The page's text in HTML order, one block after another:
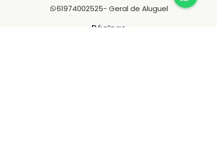
61974002525- Geral de Aluguel
Páginas